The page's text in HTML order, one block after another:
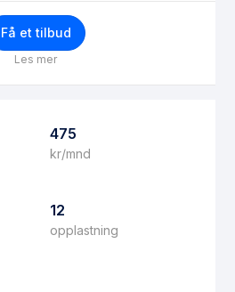
Få et tilbud
Les mer
475
kr/mnd
12
opplastning